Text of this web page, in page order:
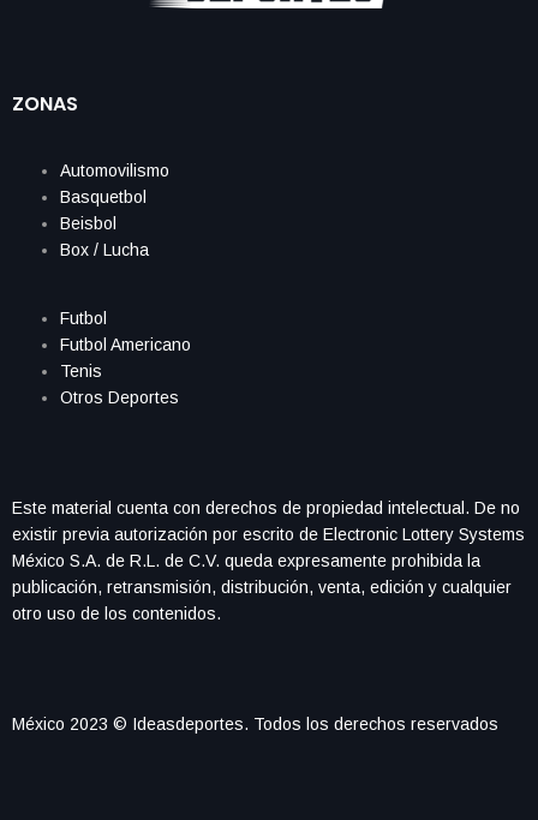
ZONAS
Automovilismo
Basquetbol
Beisbol
Box / Lucha
Futbol
Futbol Americano
Tenis
Otros Deportes
Este material cuenta con derechos de propiedad intelectual. De no
existir previa autorización por escrito de Electronic Lottery Systems
México S.A. de R.L. de C.V. queda expresamente prohibida la
publicación, retransmisión, distribución, venta, edición y cualquier
otro uso de los contenidos.
México 2023 © Ideasdeportes. Todos los derechos reservados